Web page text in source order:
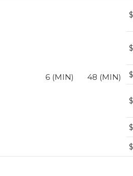
6 (MIN) 48 (MIN)